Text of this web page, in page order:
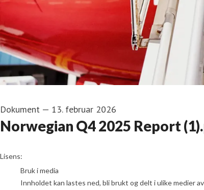
Dokument — 13. februar 2026
Norwegian Q4 2025 Report
go to media item
Lisens:
Bruk i media
Innholdet kan lastes ned, bli brukt og delt i ulike medier